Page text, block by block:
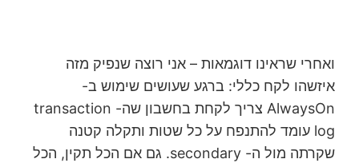
ואחרי שראינו דוגמאות – אני רוצה שנפיק מזה
איזשהו לקח כללי: ברגע שעושים שימוש ב-
AlwaysOn צריך לקחת בחשבון שה- transaction
log עומד להתנפח על כל שטות ותקלה קטנה
שקרתה מול ה- secondary. גם אם הכל תקין, הכל